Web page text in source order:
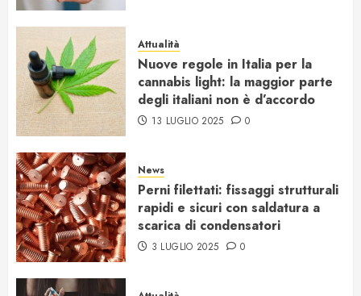
Attualità
Nuove regole in Italia per la
cannabis light: la maggior parte
degli italiani non è d’accordo
13 LUGLIO 2025 0
News
Perni filettati: fissaggi strutturali
rapidi e sicuri con saldatura a
scarica di condensatori
3 LUGLIO 2025 0